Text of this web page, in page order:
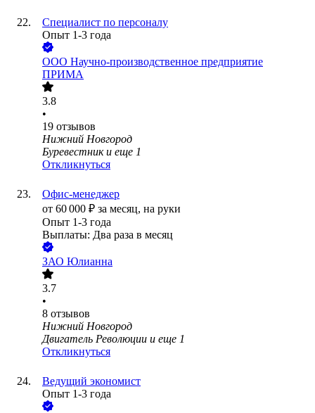
Специалист по персоналу
Опыт 1-3 года
ООО Научно-производственное предприятие
ПРИМА
3.8
•
19 отзывов
Нижний Новгород
Буревестник и еще 1
Откликнуться
Офис-менеджер
от 60 000 ₽ за месяц, на руки
Опыт 1-3 года
Выплаты: Два раза в месяц
ЗАО Юлианна
3.7
•
8 отзывов
Нижний Новгород
Двигатель Революции и еще 1
Откликнуться
Ведущий экономист
Опыт 1-3 года